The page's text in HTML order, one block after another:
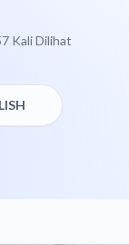
Kali Dilihat